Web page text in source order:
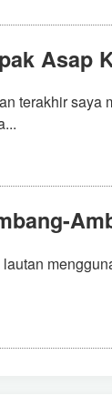
Asap
terakhir